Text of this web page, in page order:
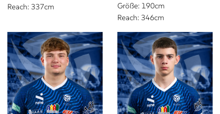
Reach: 337cm
Größe: 190cm
Reach: 346cm